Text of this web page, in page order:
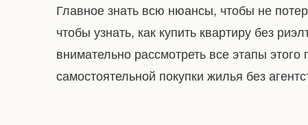
Главное знать всю нюансы, чтобы не
чтобы узнать, как купить квартиру без
внимательно рассмотреть все этапы
самостоятельной покупки жилья без